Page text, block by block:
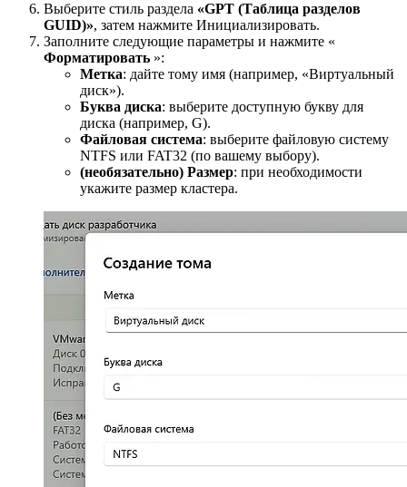
Выберите стиль раздела «GPT (Таблица разделов
GUID)», затем нажмите Инициализировать.
Заполните следующие параметры и нажмите «
Форматировать »:
Метка: дайте тому имя (например, «Виртуальный
диск»).
Буква диска: выберите доступную букву для
диска (например, G).
Файловая система: выберите файловую систему
NTFS или FAT32 (по вашему выбору).
(необязательно) Размер: при необходимости
укажите размер кластера.